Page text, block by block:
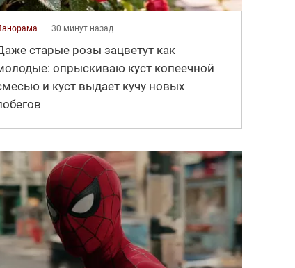
30 минут назад
старые розы зацветут как
опрыскиваю куст копеечной
и куст выдает кучу новых